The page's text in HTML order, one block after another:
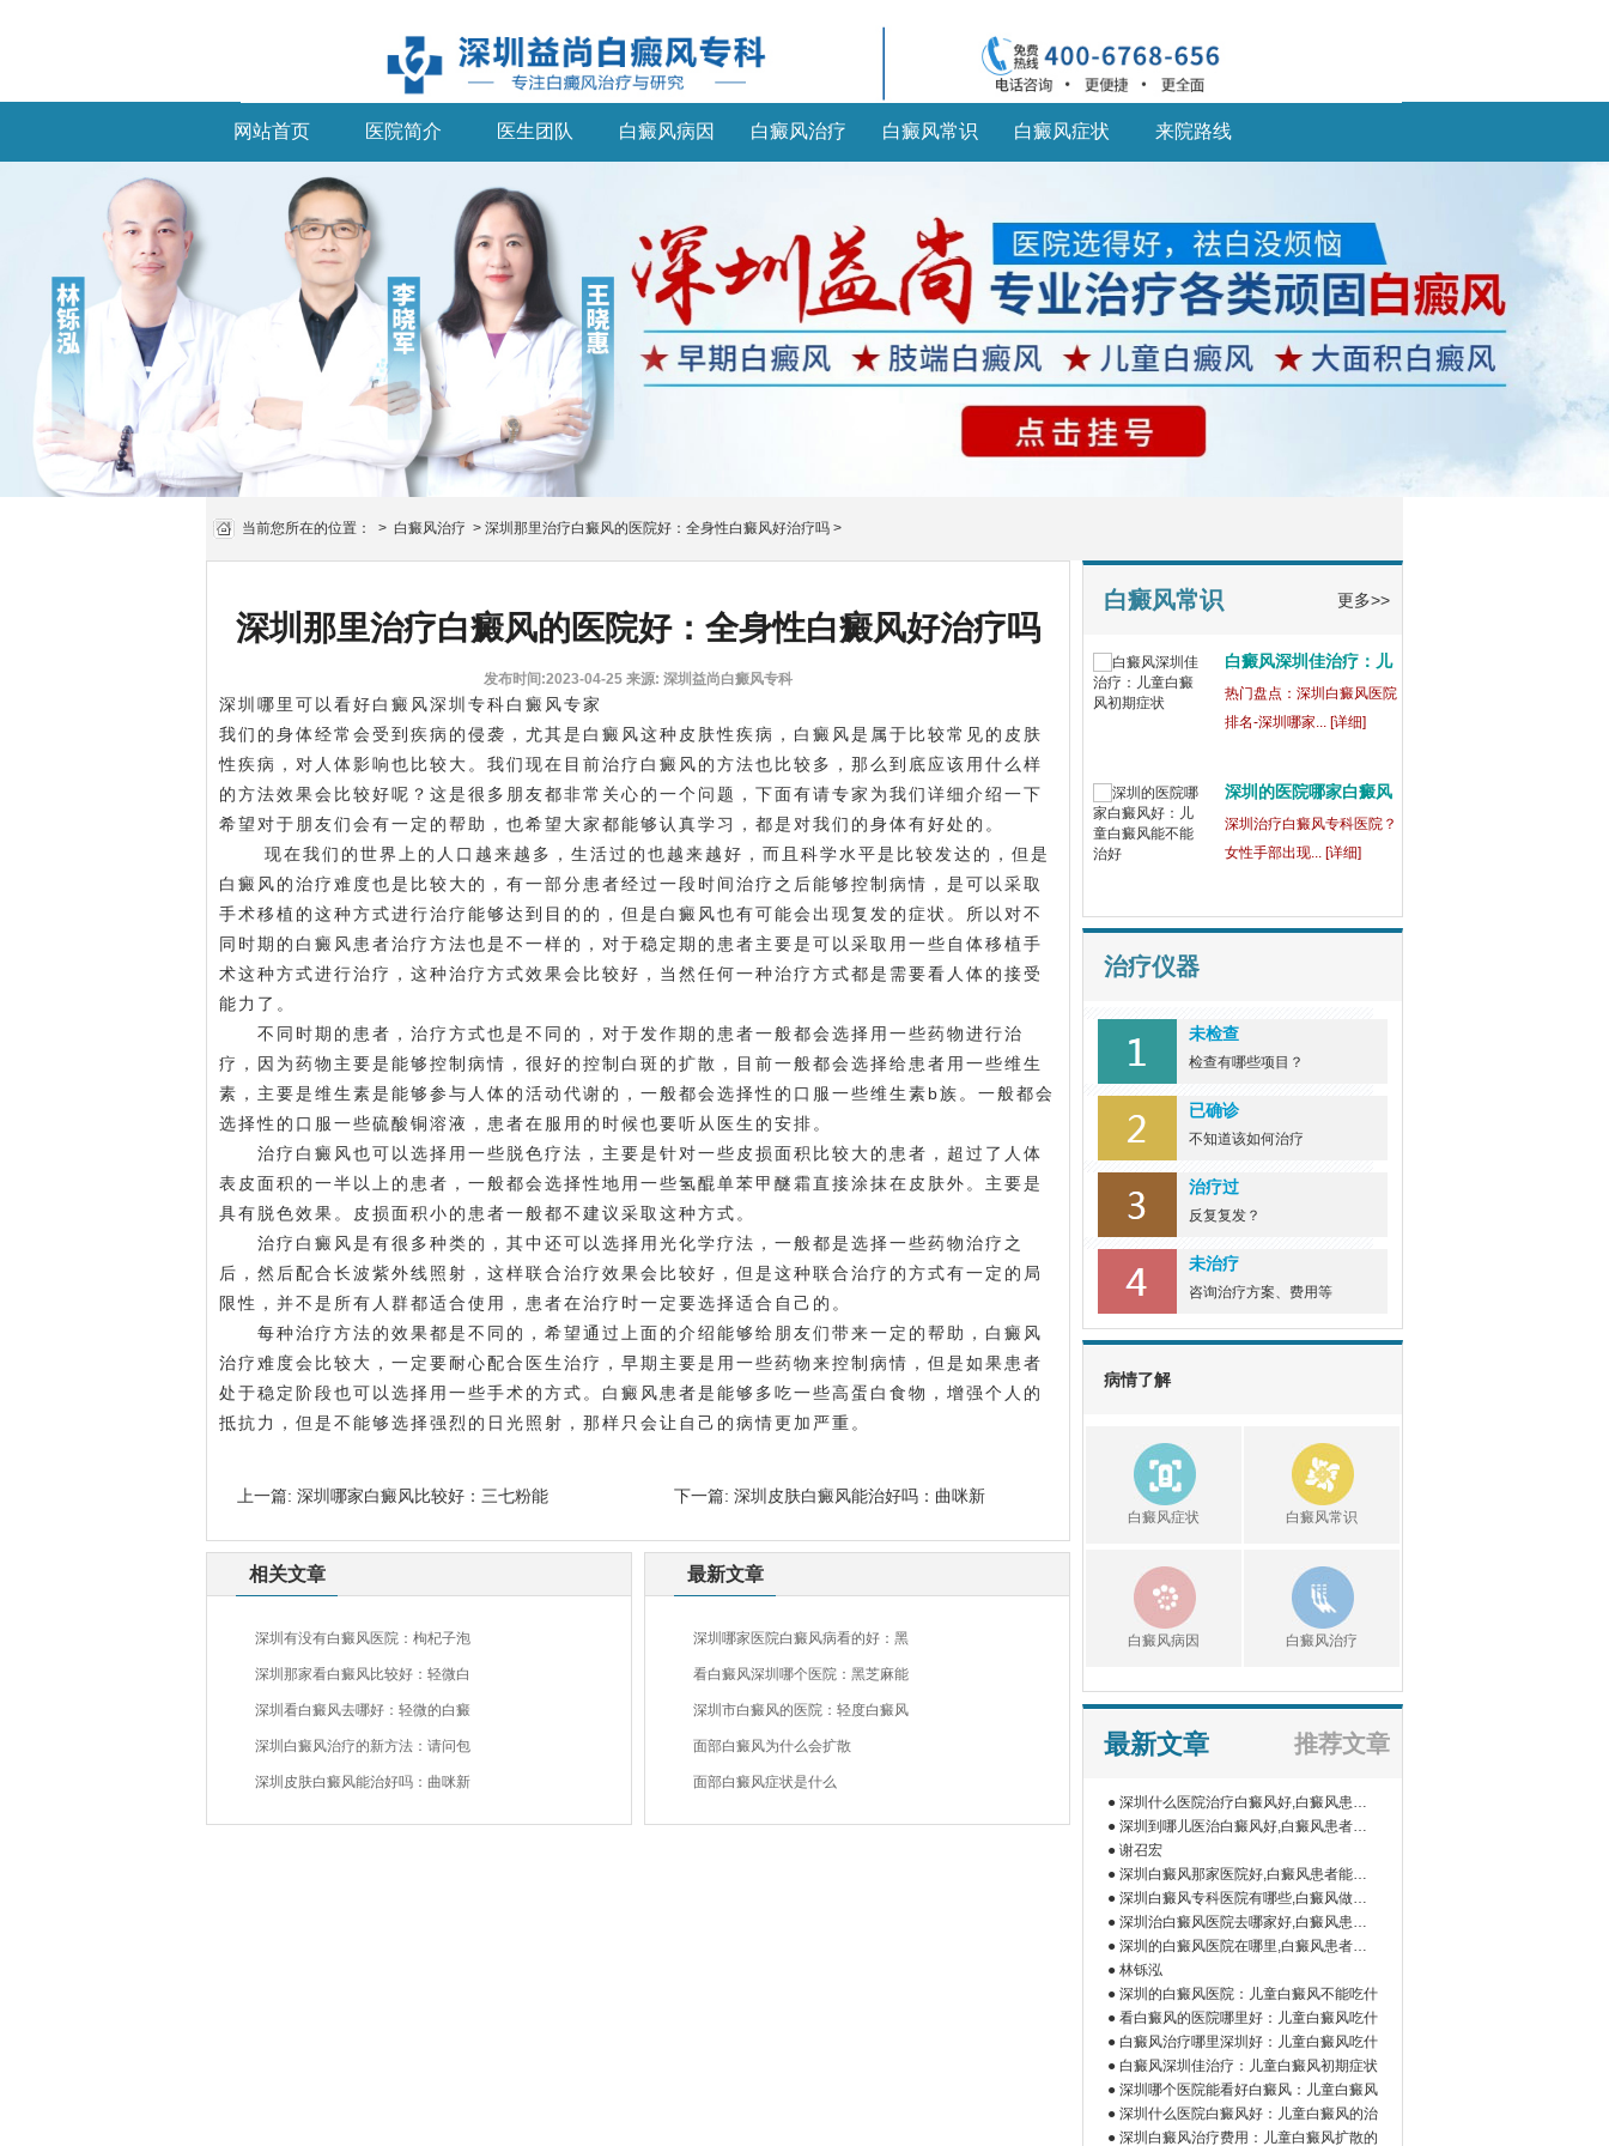
网站首页 医院简介 医生团队 白癜风病因 白癜风治疗 白癜风常识 白癜风症状 来院路线
当前您所在的位置： > 白癜风治疗 > 深圳那里治疗白癜风的医院好：全身性白癜风好治疗吗 >
深圳那里治疗白癜风的医院好：全身性白癜风好治疗吗
发布时间:2023-04-25 来源: 深圳益尚白癜风专科
深圳哪里可以看好白癜风深圳专科白癜风专家
我们的身体经常会受到疾病的侵袭，尤其是白癜风这种皮肤性疾病，白癜风是属于比较常见的皮肤
性疾病，对人体影响也比较大。我们现在目前治疗白癜风的方法也比较多，那么到底应该用什么样
的方法效果会比较好呢？这是很多朋友都非常关心的一个问题，下面有请专家为我们详细介绍一下
希望对于朋友们会有一定的帮助，也希望大家都能够认真学习，都是对我们的身体有好处的。
现在我们的世界上的人口越来越多，生活过的也越来越好，而且科学水平是比较发达的，但是
白癜风的治疗难度也是比较大的，有一部分患者经过一段时间治疗之后能够控制病情，是可以采取
手术移植的这种方式进行治疗能够达到目的的，但是白癜风也有可能会出现复发的症状。所以对不
同时期的白癜风患者治疗方法也是不一样的，对于稳定期的患者主要是可以采取用一些自体移植手
术这种方式进行治疗，这种治疗方式效果会比较好，当然任何一种治疗方式都是需要看人体的接受
能力了。
不同时期的患者，治疗方式也是不同的，对于发作期的患者一般都会选择用一些药物进行治
疗，因为药物主要是能够控制病情，很好的控制白斑的扩散，目前一般都会选择给患者用一些维生
素，主要是维生素是能够参与人体的活动代谢的，一般都会选择性的口服一些维生素b族。一般都会
选择性的口服一些硫酸铜溶液，患者在服用的时候也要听从医生的安排。
治疗白癜风也可以选择用一些脱色疗法，主要是针对一些皮损面积比较大的患者，超过了人体
表皮面积的一半以上的患者，一般都会选择性地用一些氢醌单苯甲醚霜直接涂抹在皮肤外。主要是
具有脱色效果。皮损面积小的患者一般都不建议采取这种方式。
治疗白癜风是有很多种类的，其中还可以选择用光化学疗法，一般都是选择一些药物治疗之
后，然后配合长波紫外线照射，这样联合治疗效果会比较好，但是这种联合治疗的方式有一定的局
限性，并不是所有人群都适合使用，患者在治疗时一定要选择适合自己的。
每种治疗方法的效果都是不同的，希望通过上面的介绍能够给朋友们带来一定的帮助，白癜风
治疗难度会比较大，一定要耐心配合医生治疗，早期主要是用一些药物来控制病情，但是如果患者
处于稳定阶段也可以选择用一些手术的方式。白癜风患者是能够多吃一些高蛋白食物，增强个人的
抵抗力，但是不能够选择强烈的日光照射，那样只会让自己的病情更加严重。
上一篇: 深圳哪家白癜风比较好：三七粉能 下一篇: 深圳皮肤白癜风能治好吗：曲咪新
相关文章
深圳有没有白癜风医院：枸杞子泡
深圳那家看白癜风比较好：轻微白
深圳看白癜风去哪好：轻微的白癜
深圳白癜风治疗的新方法：请问包
深圳皮肤白癜风能治好吗：曲咪新
最新文章
深圳哪家医院白癜风病看的好：黑
看白癜风深圳哪个医院：黑芝麻能
深圳市白癜风的医院：轻度白癜风
面部白癜风为什么会扩散
面部白癜风症状是什么
白癜风常识 更多>>
【健康指南】深圳中医白癜
风医院[三强公... [详细]
白癜风深圳佳治疗：儿
热门盘点：深圳白癜风医院
排名-深圳哪家... [详细]
深圳的医院哪家白癜风
深圳治疗白癜风专科医院？
女性手部出现... [详细]
治疗仪器
未检查
检查有哪些项目？
已确诊
不知道该如何治疗
治疗过
反复复发？
未治疗
咨询治疗方案、费用等
病情了解
白癜风症状 白癜风常识
白癜风病因 白癜风治疗
最新文章 推荐文章
● 深圳什么医院治疗白癜风好,白癜风患者
如
● 深圳到哪儿医治白癜风好,白癜风患者为
什● 谢召宏
● 深圳白癜风那家医院好,白癜风患者能吃
橘
● 深圳白癜风专科医院有哪些,白癜风做伍
德
● 深圳治白癜风医院去哪家好,白癜风患者
为
● 深圳的白癜风医院在哪里,白癜风患者做
微● 林铄泓
● 深圳的白癜风医院：儿童白癜风不能吃什
● 看白癜风的医院哪里好：儿童白癜风吃什
● 白癜风治疗哪里深圳好：儿童白癜风吃什
● 白癜风深圳佳治疗：儿童白癜风初期症状
● 深圳哪个医院能看好白癜风：儿童白癜风
● 深圳什么医院白癜风好：儿童白癜风的治
● 深圳白癜风治疗费用：儿童白癜风扩散的